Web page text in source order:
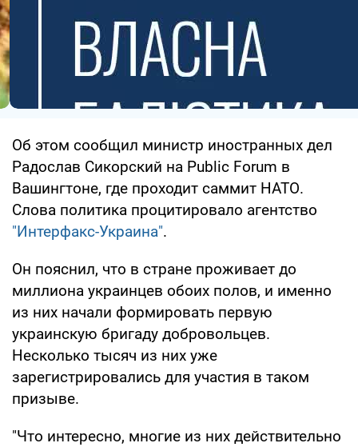
Об этом сообщил министр иностранных дел
Радослав Сикорский на Public Forum в
Вашингтоне, где проходит саммит НАТО.
Слова политика процитировало агентство
"Интерфакс-Украина".
Он пояснил, что в стране проживает до
миллиона украинцев обоих полов, и именно
из них начали формировать первую
украинскую бригаду добровольцев.
Несколько тысяч из них уже
зарегистрировались для участия в таком
призыве.
"Что интересно, многие из них действительно